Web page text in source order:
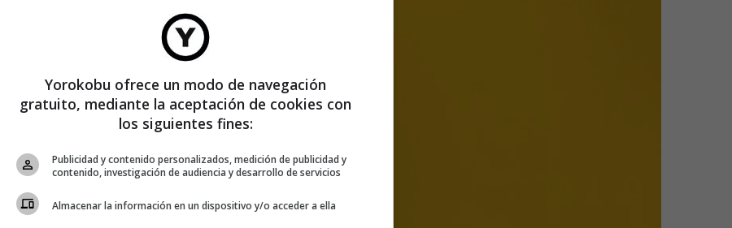
Yorokobu ofrece un modo de navegación
gratuito, mediante la aceptación de cookies con
los siguientes fines:
Publicidad y contenido personalizados, medición de publicidad y
contenido, investigación de audiencia y desarrollo de servicios
Almacenar la información en un dispositivo y/o acceder a ella